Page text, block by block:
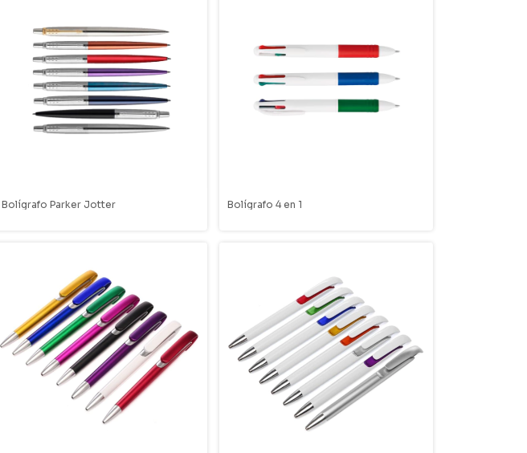
Bolígrafo Parker Jotter Bolígrafo 4 en 1